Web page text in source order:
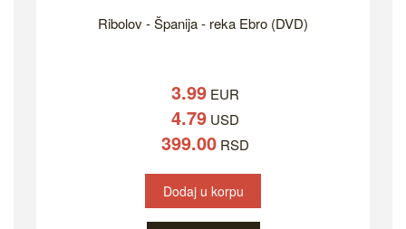
Ribolov - Španija - reka Ebro (DVD)
3.99 EUR
4.79 USD
399.00 RSD
Dodaj u korpu